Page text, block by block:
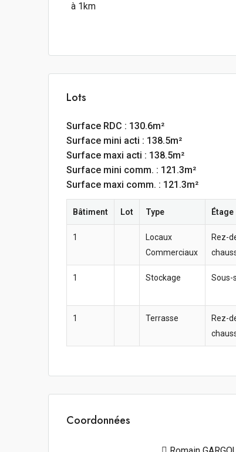
à 1km
Lots
Surface RDC : 130.6m²
Surface mini acti : 138.5m²
Surface maxi acti : 138.5m²
Surface mini comm. : 121.3m²
Surface maxi comm. : 121.3m²
Bâtiment Lot Type Étage
1
Locaux
Commerciaux
Rez-
1 Stockage Sous-
1 Terrasse
Rez-
Coordonnées